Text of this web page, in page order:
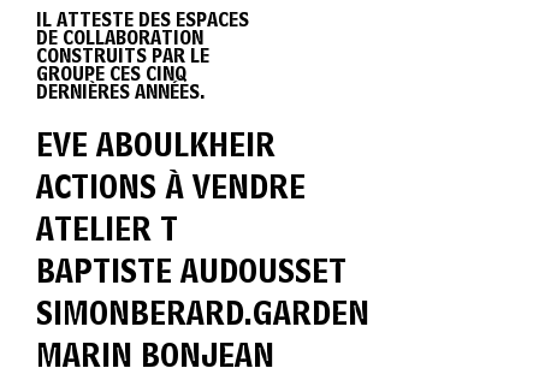
ARSON
2017
IL ATTESTE DES ESPACES
DE COLLABORATION
CONSTRUITS PAR LE
GROUPE CES CINQ
DERNIÈRES ANNÉES.
EVE ABOULKHEIR
ACTIONS À VENDRE
ATELIER T
BAPTISTE AUDOUSSET
SIMONBERARD.GARDEN
MARIN BONJEAN